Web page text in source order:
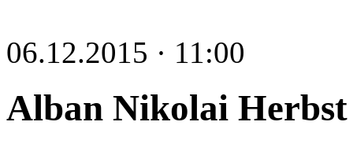
06.12.2015 · 11:00
Alban Nikolai